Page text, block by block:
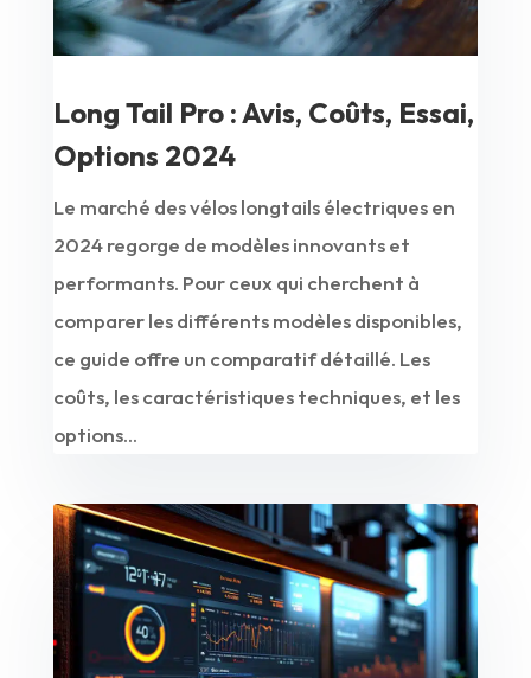
Long Tail Pro : Avis, Coûts, Essai,
Options 2024
Le marché des vélos longtails électriques en
2024 regorge de modèles innovants et
performants. Pour ceux qui cherchent à
comparer les différents modèles disponibles,
ce guide offre un comparatif détaillé. Les
coûts, les caractéristiques techniques, et les
options...